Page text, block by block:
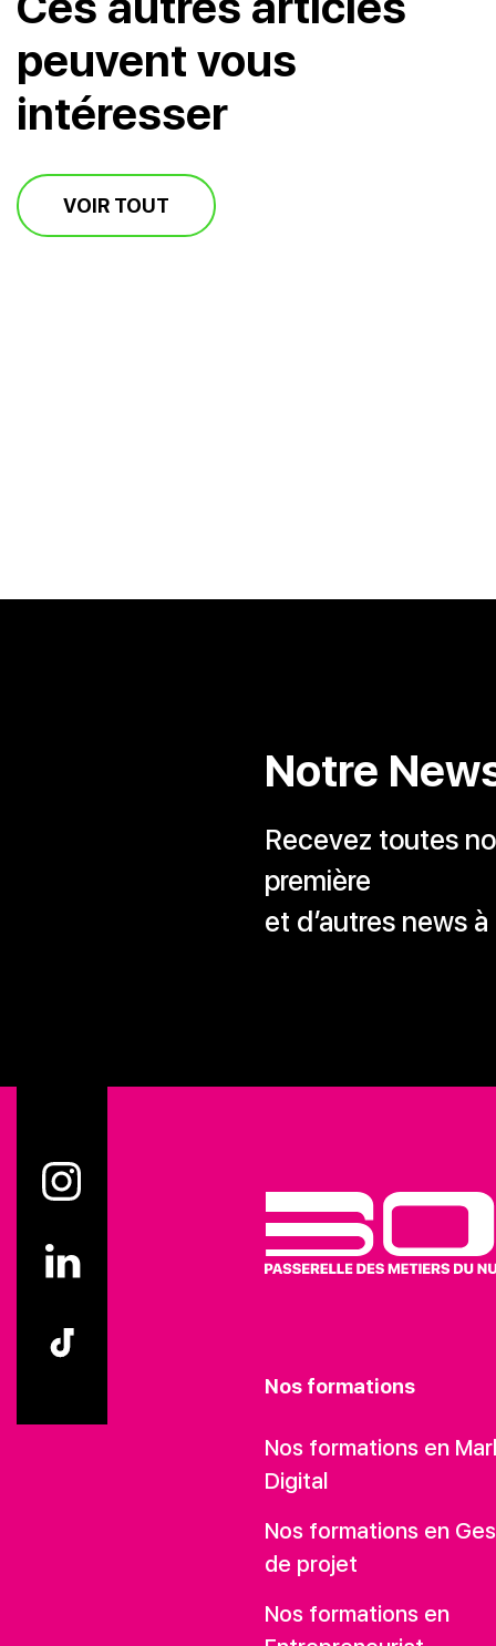
peuvent vous
intéresser
VOIR TOUT
Notre
Recevez toutes
première
et d’autres news
Nos formations
Nos formations en
Digital
Nos formations en
de projet
Nos formations en